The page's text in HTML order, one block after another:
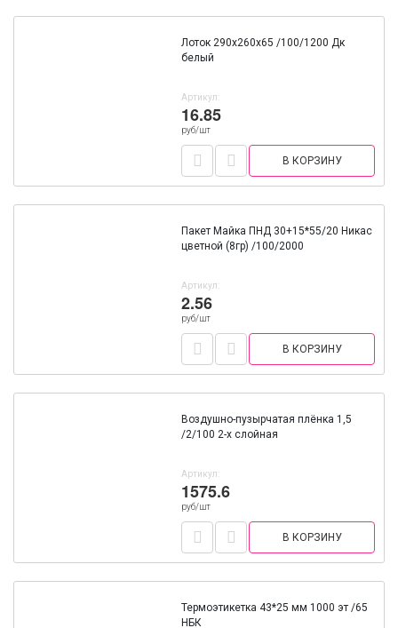
Лоток 290х260х65 /100/1200 Дк
белый
Артикул:
16.85
руб/шт
В КОРЗИНУ
Пакет Майка ПНД 30+15*55/20 Никас
цветной (8гр) /100/2000
Артикул:
2.56
руб/шт
В КОРЗИНУ
Воздушно-пузырчатая плёнка 1,5
/2/100 2-х слойная
Артикул:
1575.6
руб/шт
В КОРЗИНУ
Термоэтикетка 43*25 мм 1000 эт /65
НБК